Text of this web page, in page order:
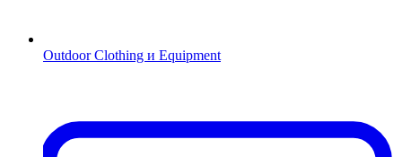
Outdoor Clothing и Equipment